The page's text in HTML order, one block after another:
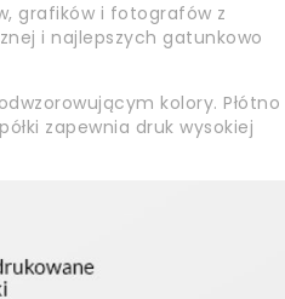
grafików i fotografów z
i najlepszych gatunkowo
kolory. Płótno
zapewnia druk wysokiej